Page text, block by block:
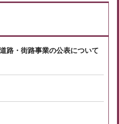
路・街路事業の公表について